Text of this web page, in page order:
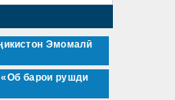
Эмомалӣ
барои рушди